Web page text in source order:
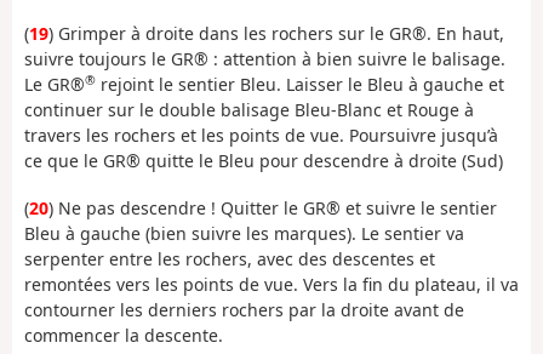
(19) Grimper à droite dans les rochers sur le GR®. En haut,
suivre toujours le GR® : attention à bien suivre le balisage.
Le GR®® rejoint le sentier Bleu. Laisser le Bleu à gauche et
continuer sur le double balisage Bleu-Blanc et Rouge à
travers les rochers et les points de vue. Poursuivre jusqu’à
ce que le GR® quitte le Bleu pour descendre à droite (Sud)
(20) Ne pas descendre ! Quitter le GR® et suivre le sentier
Bleu à gauche (bien suivre les marques). Le sentier va
serpenter entre les rochers, avec des descentes et
remontées vers les points de vue. Vers la fin du plateau, il va
contourner les derniers rochers par la droite avant de
commencer la descente.